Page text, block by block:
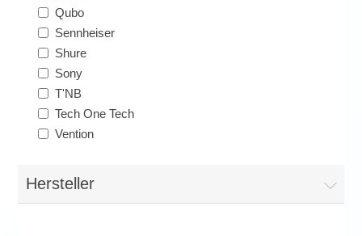
Qubo
Sennheiser
Shure
Sony
T'NB
Tech One Tech
Vention
Hersteller